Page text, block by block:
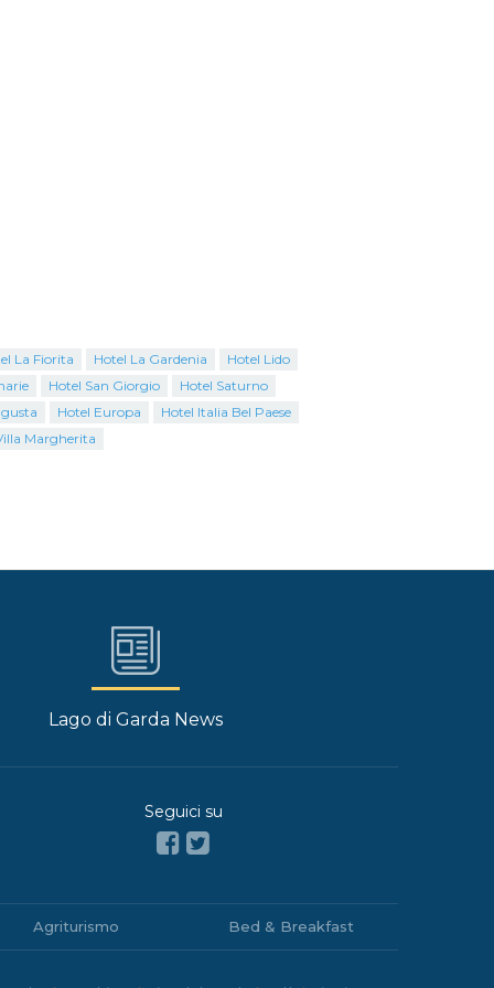
La Fiorita Hotel La Gardenia
Hotel Lido
Hotel San Giorgio
Hotel Saturno
Hotel Europa
Hotel Italia Bel Paese
Margherita
Lago di Garda News
Seguici su
Agriturismo Bed & Breakfast